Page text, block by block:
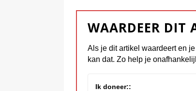
WAARDEER DIT
Als je dit artikel waardeert en
kan dat. Zo help je
Ik doneer::